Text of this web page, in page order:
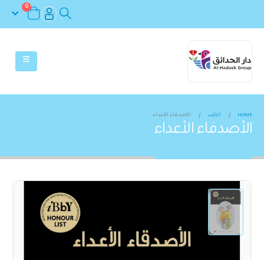
0
HOME الكتب الأصدقاء الأعداء
الأصدقاء الأعداء